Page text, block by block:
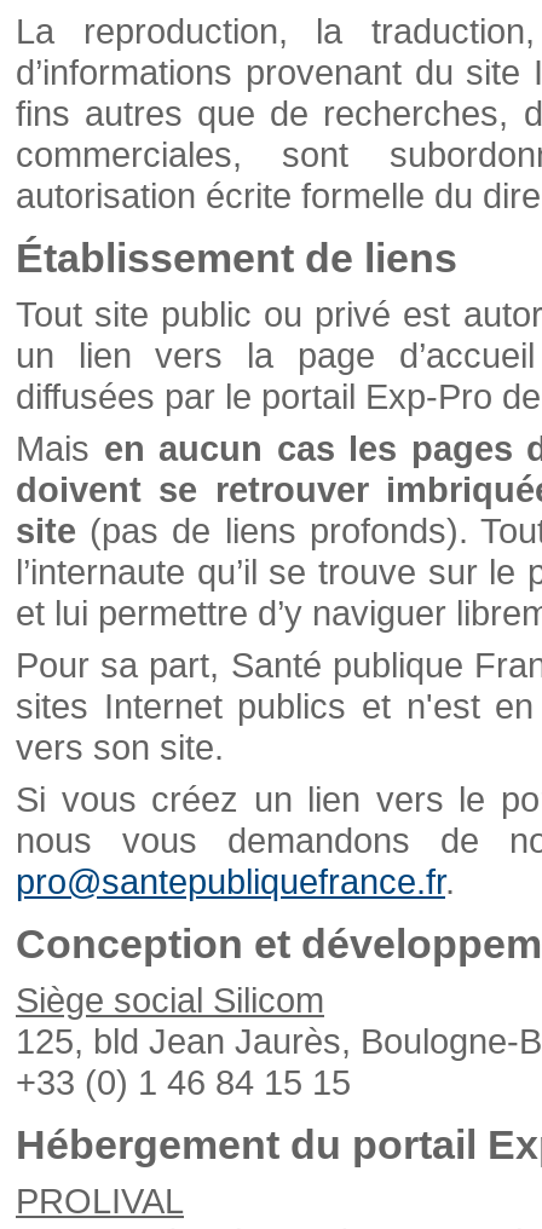
La reproduction, la
d’informations provenant du
fins autres que de recherches,
commerciales, sont
autorisation écrite formelle du
Établissement de liens
Tout site public ou privé est
un lien vers la page
diffusées par le portail Exp-Pro
Mais en aucun cas les pages
doivent se retrouver
site (pas de liens profonds).
l’internaute qu’il se trouve sur
et lui permettre d’y naviguer
Pour sa part, Santé publique
sites Internet publics et n'est
vers son site.
Si vous créez un lien vers le
nous vous demandons de
pro@santepubliquefrance.fr.
Conception et
Siège social Silicom
125, bld Jean Jaurès, Boulogne-
+33 (0) 1 46 84 15 15
Hébergement du portail
PROLIVAL